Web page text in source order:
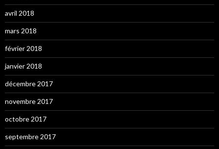
avril 2018
mars 2018
février 2018
janvier 2018
décembre 2017
novembre 2017
octobre 2017
septembre 2017